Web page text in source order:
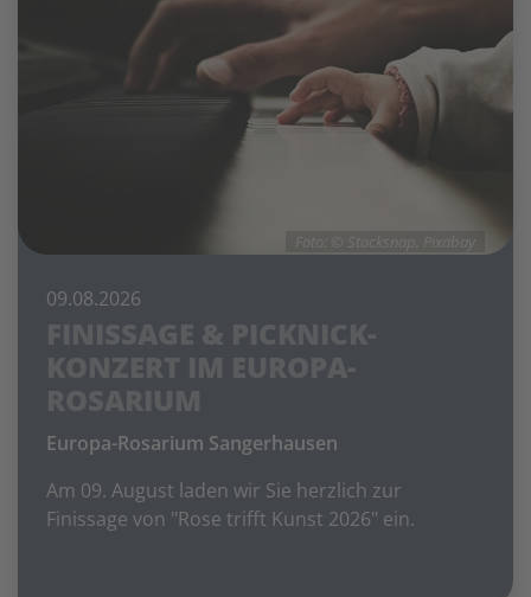
Foto: © Stocksnap, Pixabay
09.08.2026
Europa-Rosarium Sangerhausen
Am 09. August laden wir Sie herzlich zur
Finissage von "Rose trifft Kunst 2026" ein.